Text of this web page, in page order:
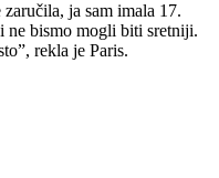
ja sam imala 17.
ne bismo mogli biti sretniji.
rekla je Paris.